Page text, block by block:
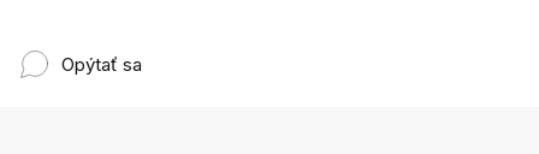
Opýtať sa